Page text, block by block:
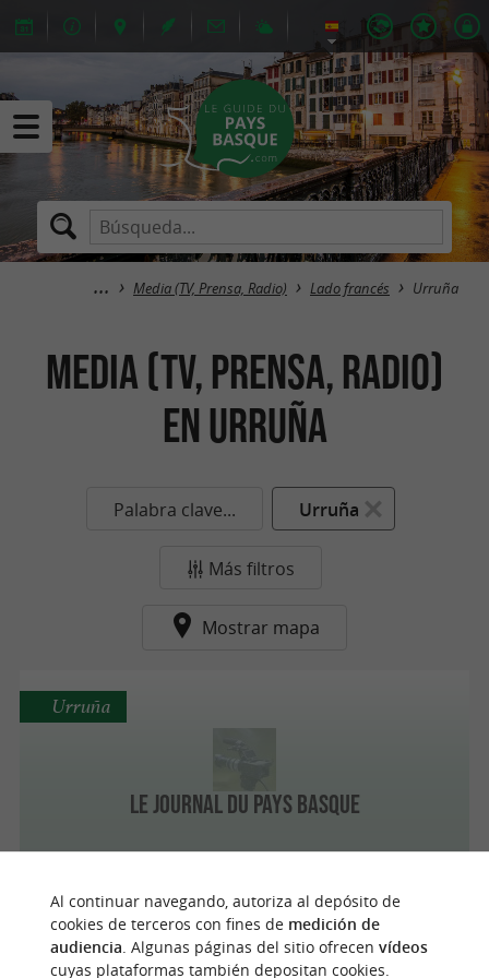
Media (TV, Prensa, Radio) Lado francés Urruña
Media (TV, Prensa, Radio)
en Urruña
Palabra clave... Urruña
Más filtros
Mostrar mapa
Le Journal du Pays Basque
Urruña
Al continuar navegando, autoriza al depósito de
cookies de terceros con fines de medición de
audiencia. Algunas páginas del sitio ofrecen vídeos
cuyas plataformas también depositan cookies.